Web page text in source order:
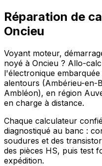
Réparation de
Oncieu
Voyant moteur,
noyé à Oncieu ? Allo-
l'électronique
alentours (Ambérieu-en-
Ambléon), en région
en charge à distance.
Chaque calculateur
diagnostiqué au banc :
soudures et des
des pièces HS, puis test
expédition.